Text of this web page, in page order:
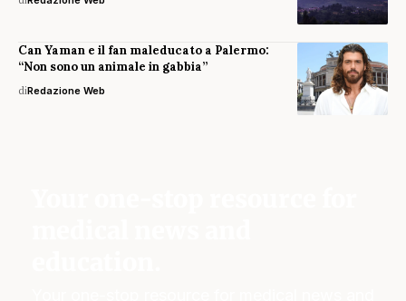
Can Yaman e il fan maleducato a Palermo:
“Non sono un animale in gabbia”
diRedazione Web